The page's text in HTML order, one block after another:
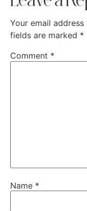
Your email
fields are marked *
Comment *
Name *